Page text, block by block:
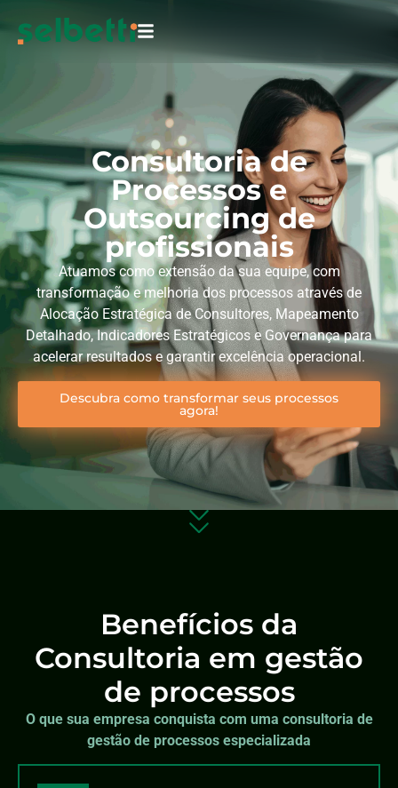
Consultoria de
Processos e
Outsourcing de
profissionais
Atuamos como extensão da sua equipe, com
transformação e melhoria dos processos através de
Alocação Estratégica de Consultores, Mapeamento
Detalhado, Indicadores Estratégicos e Governança para
acelerar resultados e garantir excelência operacional.
Descubra como transformar seus processos
agora!
Benefícios da
Consultoria em gestão
de processos
O que sua empresa conquista com uma consultoria de
gestão de processos especializada